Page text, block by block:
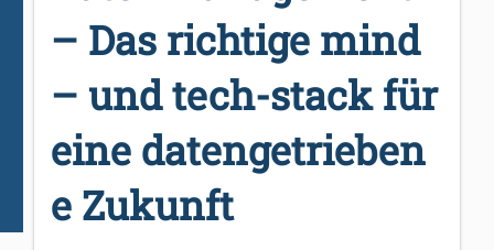
– Das richtige mind
– und tech-stack für
eine datengetrieben
e Zukunft